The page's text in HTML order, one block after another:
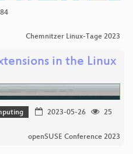
Chemnitzer Linux-Tage 2023
in the Linux
2023-05-26
25
openSUSE Conference 2023